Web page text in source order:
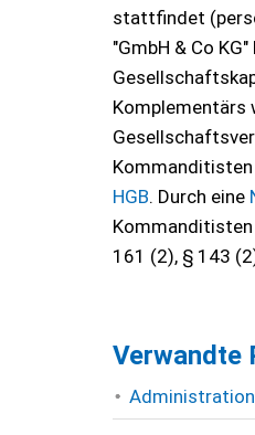
stattfindet
"GmbH & Co
Komplementärs
HGB. Durch eine
161 (2), § 143
Verwandte
Administration